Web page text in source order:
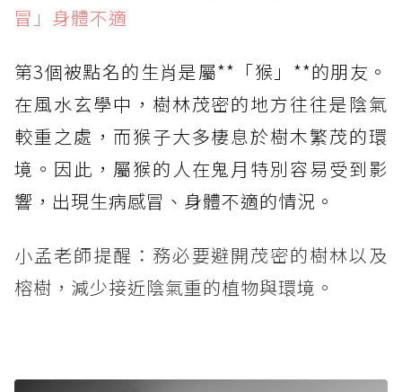
冒」身體不適
第3個被點名的生肖是屬**「猴」**的朋友。
在風水玄學中，樹林茂密的地方往往是陰氣
較重之處，而猴子大多棲息於樹木繁茂的環
境。因此，屬猴的人在鬼月特別容易受到影
響，出現生病感冒、身體不適的情況。
小孟老師提醒：務必要避開茂密的樹林以及
榕樹，減少接近陰氣重的植物與環境。